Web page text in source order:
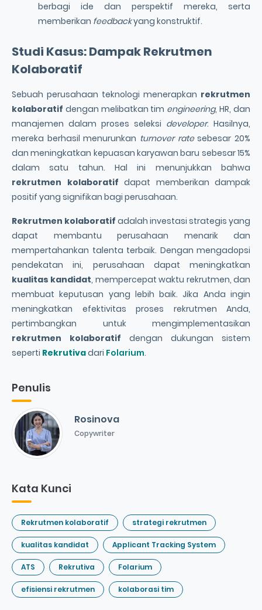
berbagi ide dan perspektif mereka, serta
memberikan feedbackyang konstruktif.
Studi Kasus: DampakRekrutmen
Kolaboratif
Sebuah perusahaan teknologi menerapkan rekrutmen
kolaboratif dengan melibatkan tim engineering, HR, dan
manajemen dalam proses seleksi developer. Hasilnya,
mereka berhasil menurunkan turnover ratesebesar 20%
dan meningkatkan kepuasan karyawan baru sebesar 15%
dalam satu tahun. Hal ini menunjukkan bahwa
rekrutmen kolaboratif dapat memberikan dampak
positif yang signifikan bagi perusahaan.
Rekrutmen kolaboratif adalah investasi strategis yang
dapat membantu perusahaan menarik dan
mempertahankan talenta terbaik. Dengan mengadopsi
pendekatan ini, perusahaan dapat meningkatkan
kualitas kandidat, mempercepat waktu rekrutmen, dan
membuat keputusan yang lebih baik. Jika Anda ingin
meningkatkan efektivitas proses rekrutmen Anda,
pertimbangkan untuk mengimplementasikan
rekrutmen kolaboratif dengan dukungan sistem
seperti Rekrutivadari Folarium.
Penulis
Rosinova
Copywriter
Kata Kunci
Rekrutmen kolaboratif strategi rekrutmen
kualitas kandidat Applicant Tracking System
ATS Rekrutiva Folarium
efisiensi rekrutmen kolaborasi tim